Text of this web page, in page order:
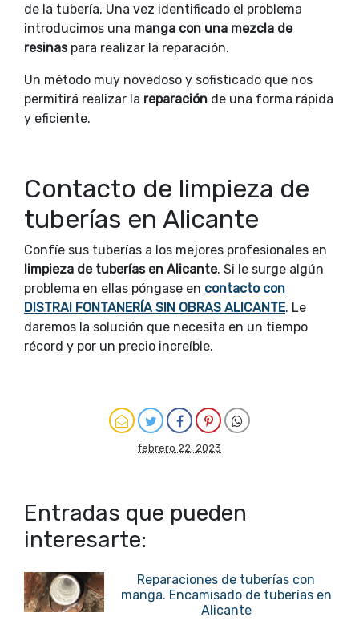
de la tubería. Una vez identificado el problema
introducimos una manga con una mezcla de
resinaspara realizar la reparación.
Un método muy novedoso y sofisticado que nos
permitirá realizar la reparación de una forma rápida
y eficiente.
Contacto de limpieza de
tuberías en Alicante
Confíe sus tuberías a los mejores profesionales en
limpieza de tuberías en Alicante. Si le surge algún
problema en ellas póngase en contacto con
DISTRAI FONTANERÍA SIN OBRAS ALICANTE. Le
daremos la solución que necesita en un tiempo
récord y por un precio increíble.
febrero 22, 2023
Entradas que pueden
interesarte:
Reparaciones de tuberías con
manga. Encamisado de tuberías en
Alicante